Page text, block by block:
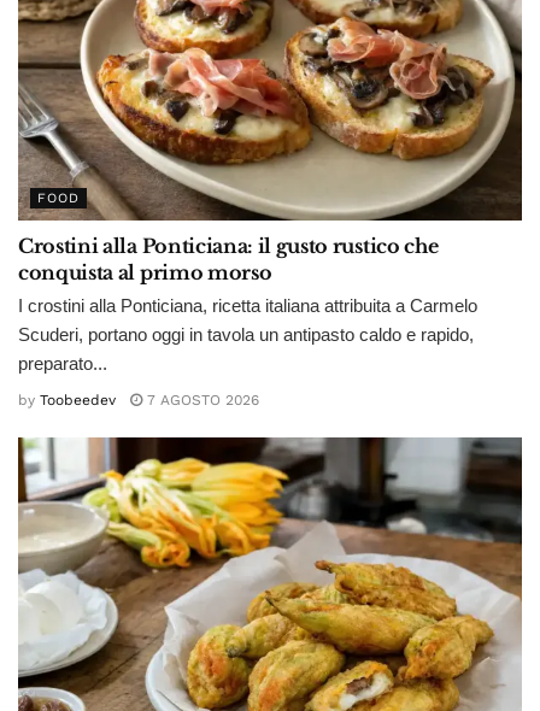
FOOD
Crostini alla Ponticiana: il gusto rustico che
conquista al primo morso
I crostini alla Ponticiana, ricetta italiana attribuita a Carmelo
Scuderi, portano oggi in tavola un antipasto caldo e rapido,
preparato...
by Toobeedev 7 AGOSTO 2026